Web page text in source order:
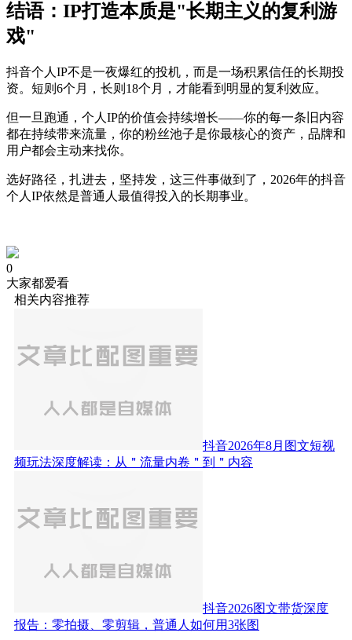
结语：IP打造本质是"长期主义的复利游
戏"
抖音个人IP不是一夜爆红的投机，而是一场积累信任的长期投
资。短则6个月，长则18个月，才能看到明显的复利效应。
但一旦跑通，个人IP的价值会持续增长——你的每一条旧内容
都在持续带来流量，你的粉丝池子是你最核心的资产，品牌和
用户都会主动来找你。
选好路径，扎进去，坚持发，这三件事做到了，2026年的抖音
个人IP依然是普通人最值得投入的长期事业。
0
大家都爱看
相关内容推荐
抖音2026年8月图文短视
频玩法深度解读：从＂流量内卷＂到＂内容
抖音2026图文带货深度
报告：零拍摄、零剪辑，普通人如何用3张图